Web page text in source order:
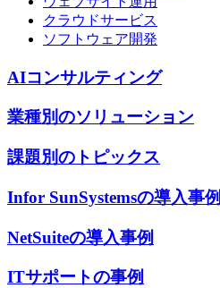
クラウドサービス
ソフトウェア開発
AIコンサルティング
業種別のソリューション
課題別のトピックス
Infor SunSystemsの導入事例
NetSuiteの導入事例
ITサポートの事例